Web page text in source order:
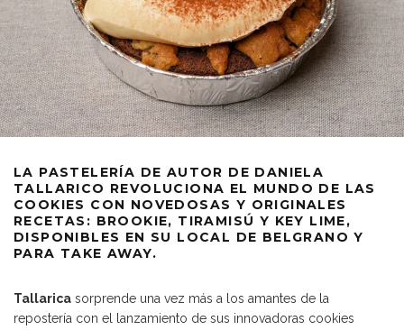
LA PASTELERÍA DE AUTOR DE DANIELA
TALLARICO REVOLUCIONA EL MUNDO DE LAS
COOKIES CON NOVEDOSAS Y ORIGINALES
RECETAS: BROOKIE, TIRAMISÚ Y KEY LIME,
DISPONIBLES EN SU LOCAL DE BELGRANO Y
PARA TAKE AWAY.
Tallarica sorprende una vez más a los amantes de la
repostería con el lanzamiento de sus innovadoras cookies